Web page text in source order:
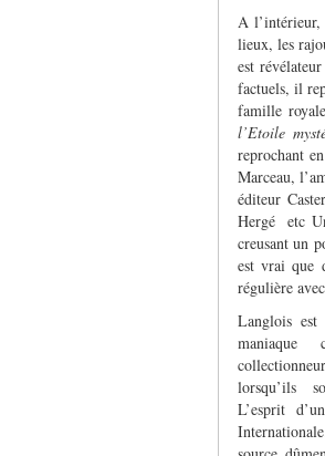
A l’intérieur,
lieux, les
est
factuels, il
famille
l’Etoile
reprochant
Marceau,
éditeur
Hergé etc
creusant un
est vrai que
régulière
Langlois est
lorsqu’ils
L’esprit